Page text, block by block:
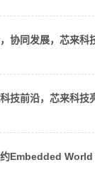
协同发展，芯来科
技前沿，芯来科技
Embedded World